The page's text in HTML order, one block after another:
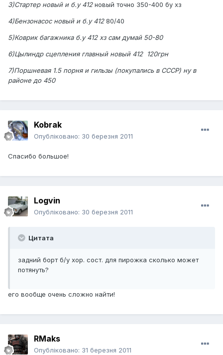
3)Стартер новый и б.у 412новый точно 350-400 бу хз
4)Бензонасос новый и б.у 41280/40
5)Коврик багажника б.у 412 хз сам думай 50-80
6)Цылиндр сцепления главный новый 412 120грн
7)Поршневая 1.5 порня и гильзы (покупались в СССР) ну в
районе до 450
Kobrak
Опубліковано: 30 березня 2011
Спасибо большое!
Logvin
Опубліковано: 30 березня 2011
Цитата
задний борт б/у хор. сост. для пирожка сколько может
потянуть?
его вообще очень сложно найти!
RMaks
Опубліковано: 31 березня 2011